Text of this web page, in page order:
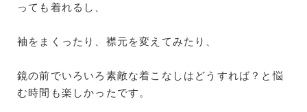
っても着れるし、
袖をまくったり、襟元を変えてみたり、
鏡の前でいろいろ素敵な着こなしはどうすれば？と悩
む時間も楽しかったです。